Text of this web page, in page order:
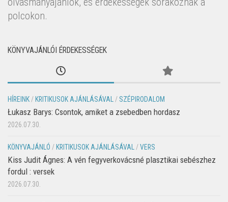
polcokon.
KÖNYVAJÁNLÓI ÉRDEKESSÉGEK
HÍREINK / KRITIKUSOK AJÁNLÁSÁVAL / SZÉPIRODALOM
Łukasz Barys: Csontok, amiket a zsebedben hordasz
2026.07.30.
KÖNYVAJÁNLÓ / KRITIKUSOK AJÁNLÁSÁVAL /VERS
Kiss Judit Ágnes: A vén fegyverkovácsné plasztikai sebészhez
fordul : versek
2026.07.30.